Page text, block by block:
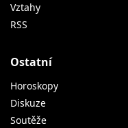
Vztahy
RSS
Ostatní
Horoskopy
Diskuze
Soutěže